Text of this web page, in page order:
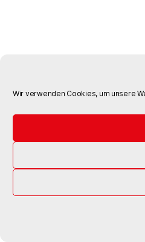
Wir verwenden Cookies, um unsere